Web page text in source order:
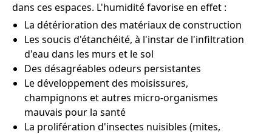
dans ces espaces. L'humidité favorise en effet :
La détérioration des matériaux de construction
Les soucis d'étanchéité, à l'instar de l'infiltration
d'eau dans les murs et le sol
Des désagréables odeurs persistantes
Le développement des moisissures,
champignons et autres micro-organismes
mauvais pour la santé
La prolifération d'insectes nuisibles (mites,